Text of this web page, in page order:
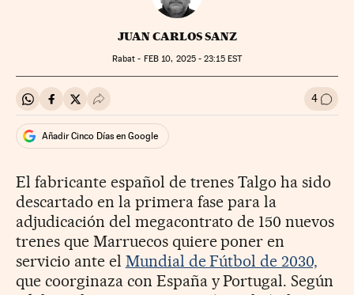
JUAN CARLOS SANZ
Rabat - FEB 10, 2025 - 23:15EST
Compartir en Whatsapp
Compartir en Facebook
Compartir en Twitter
Desplegar Redes Sociales 4 Ir a
Añadir Cinco Días en Google
El fabricante español de trenes Talgo ha sido
descartado en la primera fase para la
adjudicación del megacontrato de 150 nuevos
trenes que Marruecos quiere poner en
servicio ante el Mundial de Fútbol de 2030,
que coorginaza con España y Portugal. Según